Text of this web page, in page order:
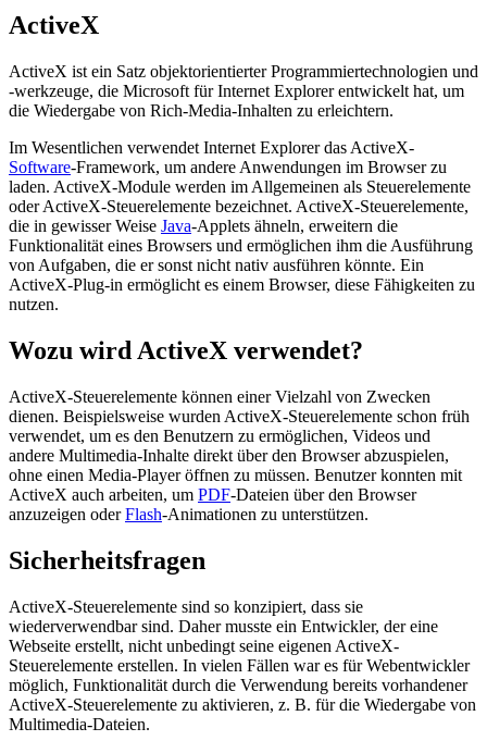
ActiveX
ActiveX ist ein Satz objektorientierter Programmiertechnologien und
-werkzeuge, die Microsoft für Internet Explorer entwickelt hat, um
die Wiedergabe von Rich-Media-Inhalten zu erleichtern.
Im Wesentlichen verwendet Internet Explorer das ActiveX-
Software-Framework, um andere Anwendungen im Browser zu
laden. ActiveX-Module werden im Allgemeinen als Steuerelemente
oder ActiveX-Steuerelemente bezeichnet. ActiveX-Steuerelemente,
die in gewisser Weise Java-Applets ähneln, erweitern die
Funktionalität eines Browsers und ermöglichen ihm die Ausführung
von Aufgaben, die er sonst nicht nativ ausführen könnte. Ein
ActiveX-Plug-in ermöglicht es einem Browser, diese Fähigkeiten zu
nutzen.
Wozu wird ActiveX verwendet?
ActiveX-Steuerelemente können einer Vielzahl von Zwecken
dienen. Beispielsweise wurden ActiveX-Steuerelemente schon früh
verwendet, um es den Benutzern zu ermöglichen, Videos und
andere Multimedia-Inhalte direkt über den Browser abzuspielen,
ohne einen Media-Player öffnen zu müssen. Benutzer konnten mit
ActiveX auch arbeiten, um PDF-Dateien über den Browser
anzuzeigen oderFlash-Animationen zu unterstützen.
Sicherheitsfragen
ActiveX-Steuerelemente sind so konzipiert, dass sie
wiederverwendbar sind. Daher musste ein Entwickler, der eine
Webseite erstellt, nicht unbedingt seine eigenen ActiveX-
Steuerelemente erstellen. In vielen Fällen war es für Webentwickler
möglich, Funktionalität durch die Verwendung bereits vorhandener
ActiveX-Steuerelemente zu aktivieren, z. B. für die Wiedergabe von
Multimedia-Dateien.